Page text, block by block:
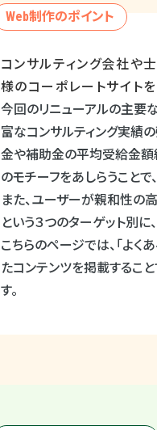
Web制作のポイント
コンサルティング会社や士
様のコーポレートサイト
今回のリニューアルの主要な
富なコンサルティング実績
金や補助金の平均受給金額
のモチーフをあしらうことで
また、ユーザーが親和性の
という３つのターゲット別に
こちらのページでは、「よく
たコンテンツを掲載すること
す。